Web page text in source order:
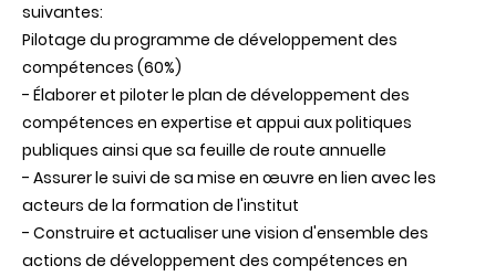
suivantes:
Pilotage du programme de développement des
compétences (60%)
- Élaborer et piloter le plan de développement des
compétences en expertise et appui aux politiques
publiques ainsi que sa feuille de route annuelle
- Assurer le suivi de sa mise en œuvre en lien avec les
acteurs de la formation de l'institut
- Construire et actualiser une vision d'ensemble des
actions de développement des compétences en